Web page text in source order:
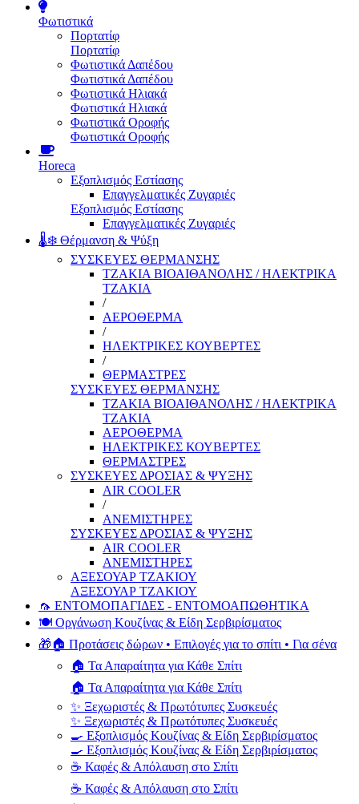
Φωτιστικά
Πορτατίφ
Πορτατίφ
Φωτιστικά Δαπέδου
Φωτιστικά Δαπέδου
Φωτιστικά Ηλιακά
Φωτιστικά Ηλιακά
Φωτιστικά Οροφής
Φωτιστικά Οροφής
Horeca
Εξοπλισμός Εστίασης
Επαγγελματικές Ζυγαριές
Εξοπλισμός Εστίασης
Επαγγελματικές Ζυγαριές
🌡️❄️ Θέρμανση & Ψύξη
ΣΥΣΚΕΥΕΣ ΘΕΡΜΑΝΣΗΣ
ΤΖΑΚΙΑ ΒΙΟΑΙΘΑΝΟΛΗΣ / ΗΛΕΚΤΡΙΚΑ
ΤΖΑΚΙΑ
/
ΑΕΡΟΘΕΡΜΑ
/
ΗΛΕΚΤΡΙΚΕΣ ΚΟΥΒΕΡΤΕΣ
/
ΘΕΡΜΑΣΤΡΕΣ
ΣΥΣΚΕΥΕΣ ΘΕΡΜΑΝΣΗΣ
ΤΖΑΚΙΑ ΒΙΟΑΙΘΑΝΟΛΗΣ / ΗΛΕΚΤΡΙΚΑ
ΤΖΑΚΙΑ
ΑΕΡΟΘΕΡΜΑ
ΗΛΕΚΤΡΙΚΕΣ ΚΟΥΒΕΡΤΕΣ
ΘΕΡΜΑΣΤΡΕΣ
ΣΥΣΚΕΥΕΣ ΔΡΟΣΙΑΣ & ΨΥΞΗΣ
AIR COOLER
/
ΑΝΕΜΙΣΤΗΡΕΣ
ΣΥΣΚΕΥΕΣ ΔΡΟΣΙΑΣ & ΨΥΞΗΣ
AIR COOLER
ΑΝΕΜΙΣΤΗΡΕΣ
ΑΞΕΣΟΥΑΡ ΤΖΑΚΙΟΥ
ΑΞΕΣΟΥΑΡ ΤΖΑΚΙΟΥ
🦟 ΕΝΤΟΜΟΠΑΓΙΔΕΣ - ΕΝΤΟΜΟΑΠΩΘΗΤΙΚΑ
🍽️ Οργάνωση Κουζίνας & Είδη Σερβιρίσματος
🎁🏠 Προτάσεις δώρων • Επιλογές για το σπίτι • Για σένα
🏠 Τα Απαραίτητα για Κάθε Σπίτι
🏠 Τα Απαραίτητα για Κάθε Σπίτι
✨ Ξεχωριστές & Πρωτότυπες Συσκευές
✨ Ξεχωριστές & Πρωτότυπες Συσκευές
🍳 Εξοπλισμός Κουζίνας & Είδη Σερβιρίσματος
🍳 Εξοπλισμός Κουζίνας & Είδη Σερβιρίσματος
☕ Καφές & Απόλαυση στο Σπίτι
☕ Καφές & Απόλαυση στο Σπίτι